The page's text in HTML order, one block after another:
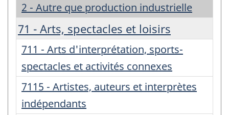
2 - Autre que production industrielle
71 - Arts, spectacles et loisirs
711 - Arts d'interprétation, sports-
spectacles et activités connexes
7115 - Artistes, auteurs et interprètes
indépendants